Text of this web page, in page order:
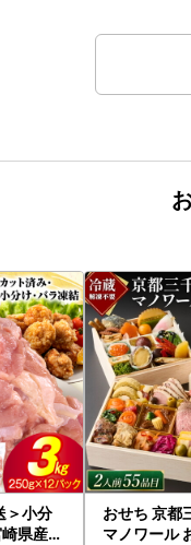
＞小分
県産鶏
おせち 京都
マノワール